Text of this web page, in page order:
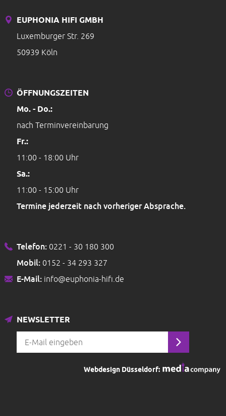
EUPHONIA HIFI GMBH
Luxemburger Str. 269
50939 Köln
ÖFFNUNGSZEITEN
Mo. - Do.:
nach Terminvereinbarung
Fr.:
11:00 - 18:00 Uhr
Sa.:
11:00 - 15:00 Uhr
Termine jederzeit nach vorheriger Absprache.
Telefon: 0221 - 30 180 300
Mobil: 0152 - 34 293 327
E-Mail: info@euphonia-hifi.de
NEWSLETTER
Webdesign Düsseldorf: